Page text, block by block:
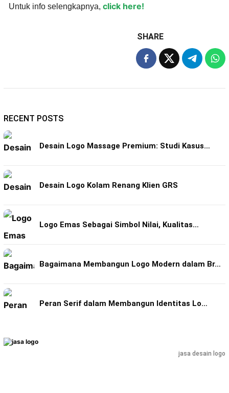
Untuk info selengkapnya, click here!
SHARE
RECENT POSTS
Desain Logo Massage Premium: Studi Kasus…
Desain Logo Kolam Renang Klien GRS
Logo Emas Sebagai Simbol Nilai, Kualitas…
Bagaimana Membangun Logo Modern dalam Br…
Peran Serif dalam Membangun Identitas Lo…
jasa desain logo